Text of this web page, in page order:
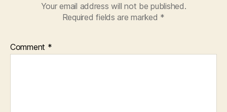
Your email address will not be published.
Required fields are marked *
Comment *